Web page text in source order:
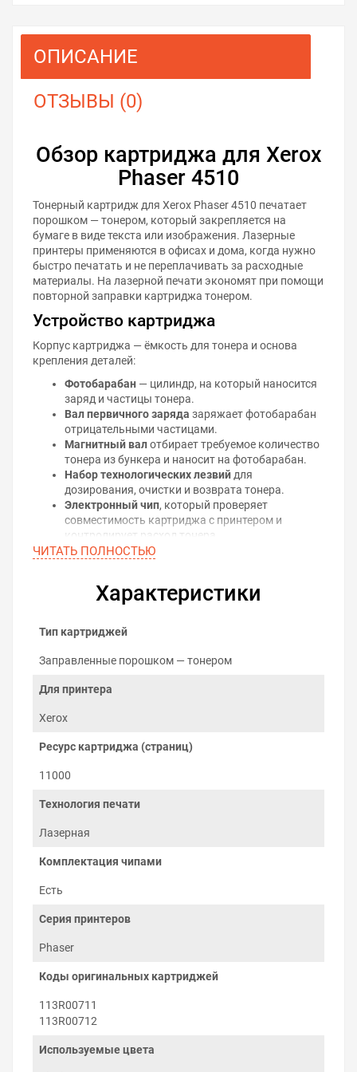
ОПИСАНИЕ
ОТЗЫВЫ (0)
Обзор картриджа для Xerox
Phaser 4510
Тонерный картридж для Xerox Phaser 4510 печатает
порошком — тонером, который закрепляется на
бумаге в виде текста или изображения. Лазерные
принтеры применяются в офисах и дома, когда нужно
быстро печатать и не переплачивать за расходные
материалы. На лазерной печати экономят при помощи
повторной заправки картриджа тонером.
Устройство картриджа
Корпус картриджа — ёмкость для тонера и основа
крепления деталей:
Фотобарабан — цилиндр, на который наносится
заряд и частицы тонера.
Вал первичного заряда заряжает фотобарабан
отрицательными частицами.
Магнитный валотбирает требуемое количество
тонера из бункера и наносит на фотобарабан.
Набор технологических лезвий для
дозирования, очистки и возврата тонера.
Электронный чип, который проверяет
совместимость картриджа с принтером и
контролирует расход тонера.
Принцип лазерной печати
На поверхность фотобарабана наносится
равномерный электрический заряд, на котором
отпечатка. Из-за разницы потенциалов между
притягивается к нужным местам поверхности
соприкосновения с бумагой. Изображение, которое
электростатическим полем и закрепляется
Остатки тонера с фотобарабана очищаются лезвием в
Как печатать экономно
ЧИТАТЬ ПОЛНОСТЬЮ
Характеристики
Тип картриджей
Заправленные порошком — тонером
Для принтера
Xerox
Ресурс картриджа (страниц)
11000
Технология печати
Лазерная
Комплектация чипами
Есть
Серия принтеров
Phaser
Коды оригинальных картриджей
113R00711
113R00712
Используемые цвета